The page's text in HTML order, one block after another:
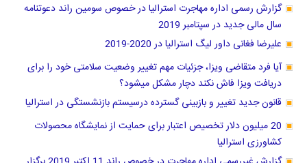
گزارش رسمی اداره مهاجرت استرالیا در خصوص سومین راند دعوتنامه
سال مالی جدید در سپتامبر 2019
علیرضا فغانی داور لیگ استرالیا در 2020-2019
آیا فرد متقاضی ویزا، جزئیات مهم تغییر وضعیت سلامتی خود را برای
دریافت ویزا فاش نکند دچار مشکل میشود؟
قانون جدید تغییر و بازبینی گسترده درسیستم بازنشستگی در استرالیا
20 میلیون دلار تخصیص اعتبار برای حمایت از نمایشگاه محصولات
کشاورزی استرالیا